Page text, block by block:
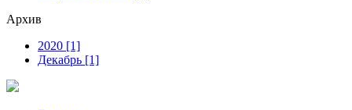
Архив
2020 [1]
Декабрь [1]